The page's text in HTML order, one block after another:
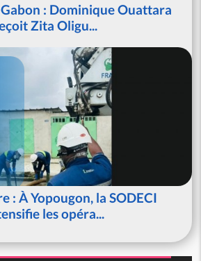
: Dominique Ouattara
Zita Oligu...
: À Yopougon, la SODECI
les opéra...